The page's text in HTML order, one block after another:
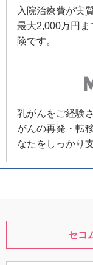
入院治療費が実
最大2,000万円
険です。
乳がんをご経験
がんの再発・転
なたをしっかり
セコ